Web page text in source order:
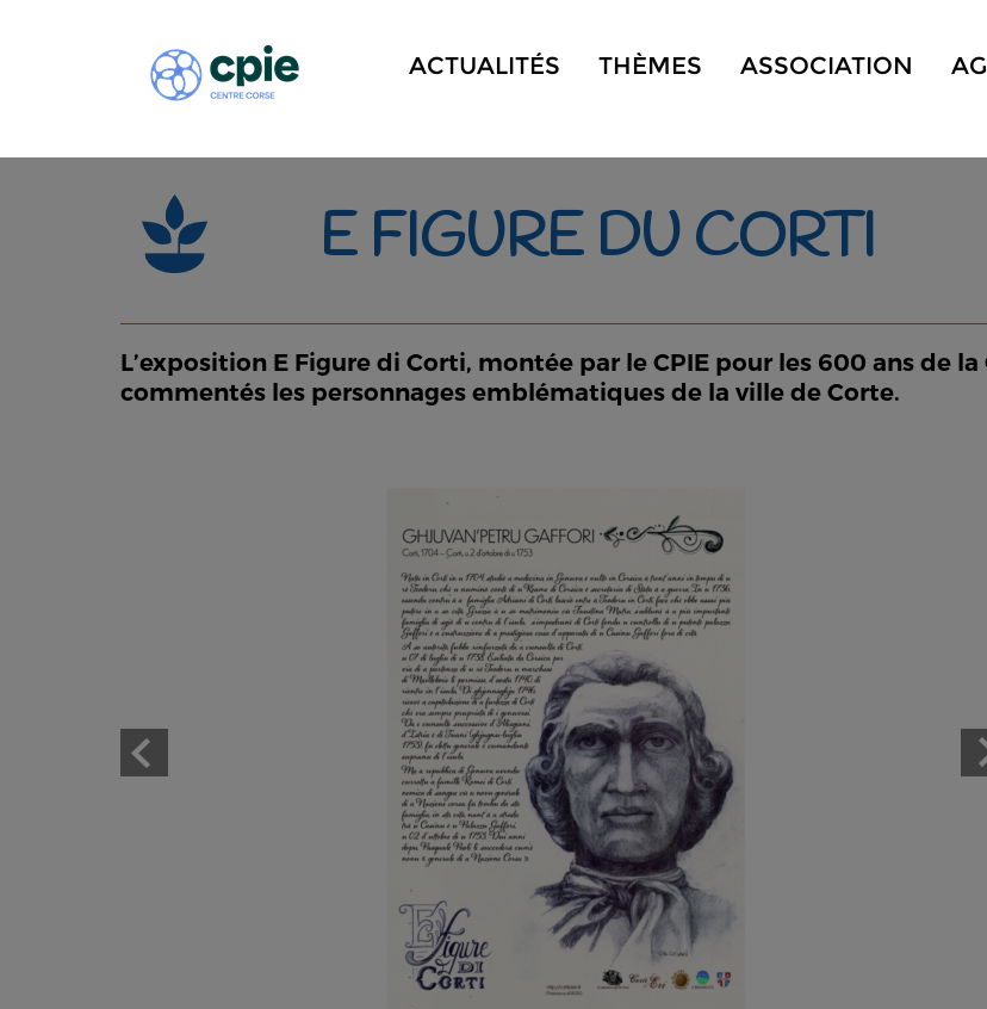
ACTUALITÉS THÈMES ASSOCIATION
E FIGURE DU CORTI
L’exposition E Figure di Corti, montée par le CPIE pour les 600 ans de
commentés les personnages emblématiques de la ville de Corte.